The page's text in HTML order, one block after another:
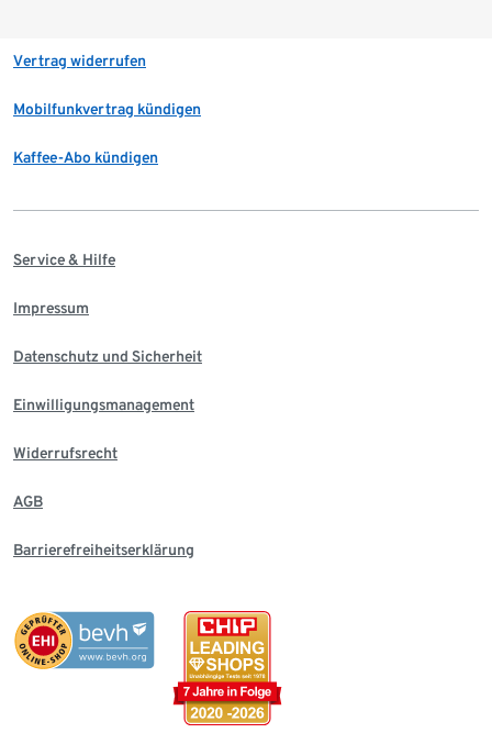
Vertrag widerrufen
Mobilfunkvertrag kündigen
Kaffee-Abo kündigen
Service & Hilfe
Impressum
Datenschutz und Sicherheit
Einwilligungsmanagement
Widerrufsrecht
AGB
Barrierefreiheitserklärung